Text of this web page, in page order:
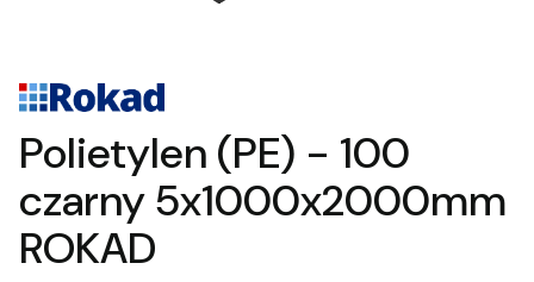
Polietylen (PE) - 100
czarny 5x1000x2000mm
ROKAD